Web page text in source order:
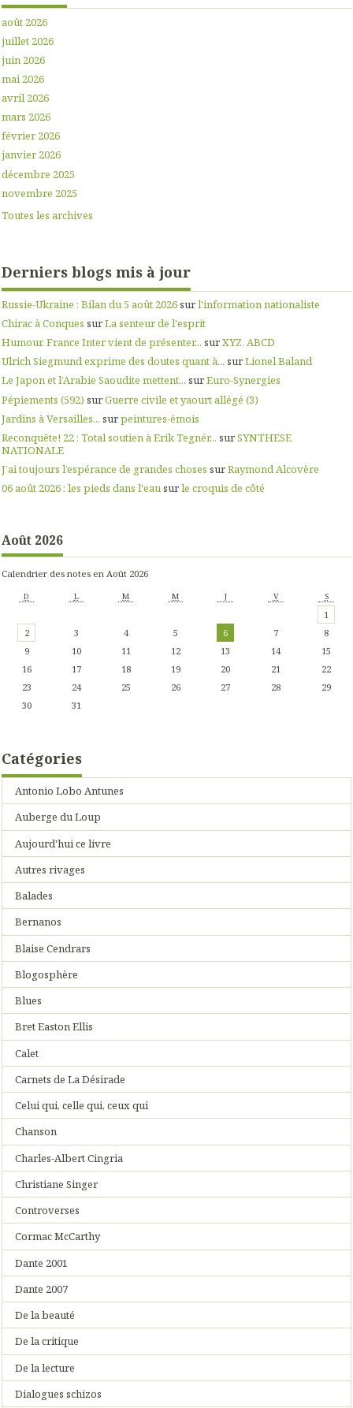
août 2026
juillet 2026
juin 2026
mai 2026
avril 2026
mars 2026
février 2026
janvier 2026
décembre 2025
novembre 2025
Toutes les archives
Derniers blogs mis à jour
Russie-Ukraine : Bilan du 5 août 2026surl'information nationaliste
Chirac à Conques surLa senteur de l'esprit
Humour. France Inter vient de présenter... surXYZ, ABCD
Ulrich Siegmund exprime des doutes quant à... surLionel Baland
Le Japon et l’Arabie Saoudite mettent... surEuro-Synergies
Pépiements (592) surGuerre civile et yaourt allégé (3)
Jardins à Versailles... surpeintures-émois
Reconquête! 22 : Total soutien à Erik Tegnér... surSYNTHESE
NATIONALE
J’ai toujours l’espérance de grandes choses surRaymond Alcovère
06 août 2026 : les pieds dans l'eausurle croquis de côté
Août 2026
Calendrier des notes en Août 2026
D L M M J V S
1
2
3 4 5 6 7
8
9
10 11 12 13 14
15
16
17 18 19 20 21
22
23
24 25 26 27 28
29
30
31
Catégories
Antonio Lobo Antunes
Auberge du Loup
Aujourd'hui ce livre
Autres rivages
Balades
Bernanos
Blaise Cendrars
Blogosphère
Blues
Bret Easton Ellis
Calet
Carnets de La Désirade
Celui qui, celle qui, ceux qui
Chanson
Charles-Albert Cingria
Christiane Singer
Controverses
Cormac McCarthy
Dante 2001
Dante 2007
De la beauté
De la critique
De la lecture
Dialogues schizos